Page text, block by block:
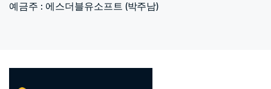
예금주 : 에스더블유소프트 (박주남)